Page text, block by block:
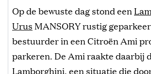
Op de bewuste dag stond een
Urus MANSORY rustig
bestuurder in een Citroën Ami
parkeren. De Ami raakte daarbij
Lamborghini, een situatie die